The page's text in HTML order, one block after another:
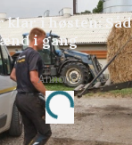
klar i høsten:
i gang
Annonce
Loading...